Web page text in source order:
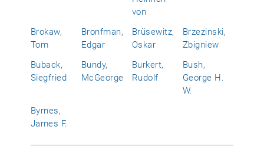
von
Brokaw,
Tom
Bronfman,
Edgar
Brüsewitz,
Oskar
Brzezinski,
Zbigniew
Buback,
Siegfried
Bundy,
McGeorge
Burkert,
Rudolf
Bush,
George H.
W.
Byrnes,
James F.